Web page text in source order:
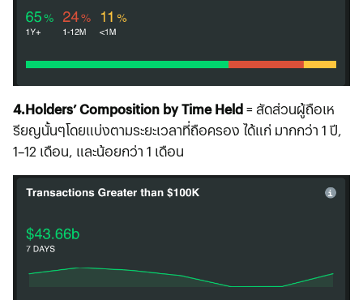
4.Holders’ Composition by Time Held= สัดส่วนผู้ถือเห
รียญนั้นๆโดยแบ่งตามระยะเวลาที่ถือครอง ได้แก่ มากกว่า 1 ปี,
1–12 เดือน, และน้อยกว่า 1 เดือน